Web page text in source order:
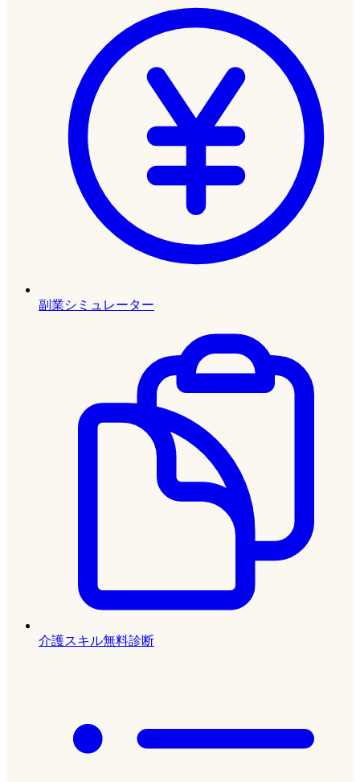
副業シミュレーター
介護スキル無料診断